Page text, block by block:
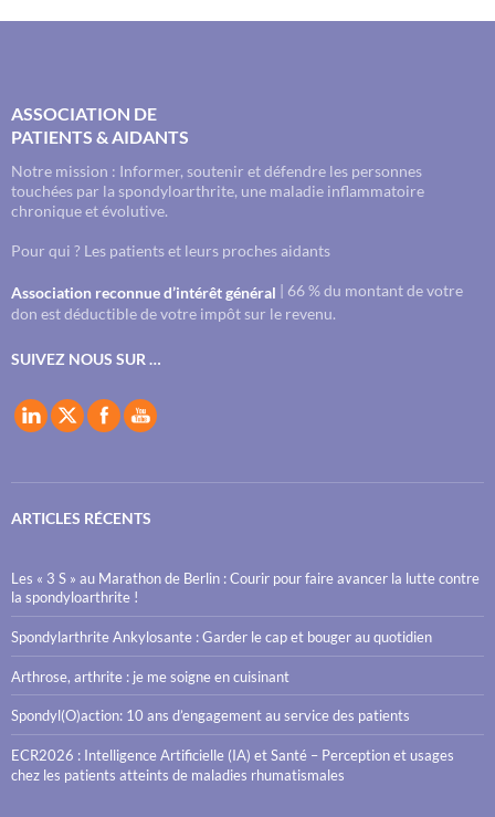
ASSOCIATION DE
PATIENTS & AIDANTS
Notre mission : Informer, soutenir et défendre les personnes
touchées par la spondyloarthrite, une maladie inflammatoire
chronique et évolutive.
Pour qui ? Les patients et leurs proches aidants
Association reconnue d’intérêt général | 66 % du montant de votre
don est déductible de votre impôt sur le revenu.
SUIVEZ NOUS SUR …
ARTICLES RÉCENTS
Les « 3 S » au Marathon de Berlin : Courir pour faire avancer la lutte contre
la spondyloarthrite !
Spondylarthrite Ankylosante : Garder le cap et bouger au quotidien
Arthrose, arthrite : je me soigne en cuisinant
Spondyl(O)action: 10 ans d’engagement au service des patients
ECR2026 : Intelligence Artificielle (IA) et Santé – Perception et usages
chez les patients atteints de maladies rhumatismales